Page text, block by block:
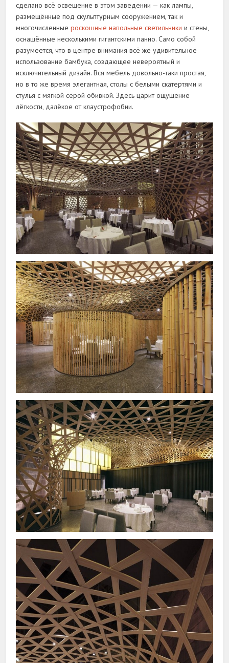
сделано всё освещение в этом заведении — как лампы,
размещённые под скульптурным сооружением, так и
многочисленныероскошные напольные светильники и стены,
оснащённые несколькими гигантскими панно. Само собой
разумеется, что в центре внимания всё же удивительное
использование бамбука, создающее невероятный и
исключительный дизайн. Вся мебель довольно-таки простая,
но в то же время элегантная, столы с белыми скатертями и
стулья с мягкой серой обивкой. Здесь царит ощущение
лёгкости, далёкое от клаустрофобии.